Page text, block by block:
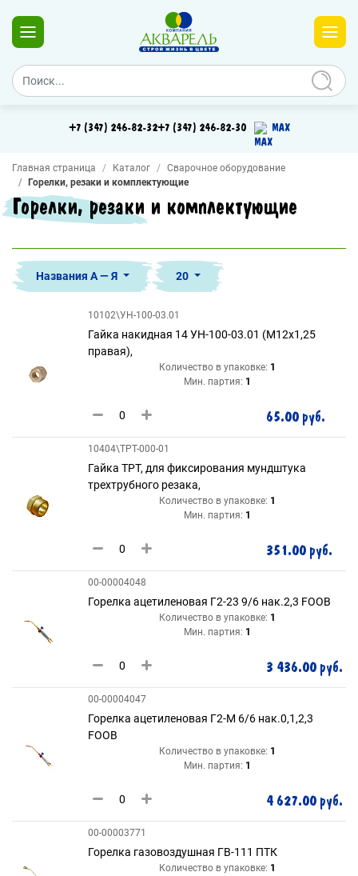
+7 (347) 246-82-32+7 (347) 246-82-30 MAX
Главная страница Каталог
Сварочное оборудование
Горелки, резаки и комплектующие
Горелки, резаки и комплектующие
Названия А — Я 20
10102\УН-100-03.01
Гайка накидная 14 УН-100-03.01 (М12х1,25
правая),
Количество в упаковке: 1
Мин. партия: 1
65.00 руб.
10404\ТРТ-000-01
Гайка ТРТ, для фиксирования мундштука
трехтрубного резака,
Количество в упаковке: 1
Мин. партия: 1
351.00 руб.
00-00004048
Горелка ацетиленовая Г2-23 9/6 нак.2,3 FOOB
Количество в упаковке: 1
Мин. партия: 1
3 436.00 руб.
00-00004047
Горелка ацетиленовая Г2-М 6/6 нак.0,1,2,3
FOOB
Количество в упаковке: 1
Мин. партия: 1
4 627.00 руб.
00-00003771
Горелка газовоздушная ГВ-111 ПТК
Количество в упаковке: 1